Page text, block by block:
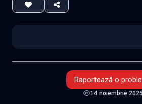
14 noiembrie 2025
Raportează o